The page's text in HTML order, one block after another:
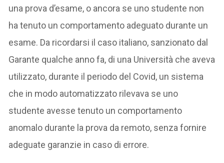
una prova d’esame, o ancora se uno studente non
ha tenuto un comportamento adeguato durante un
esame. Da ricordarsi il caso italiano, sanzionato dal
Garante qualche anno fa, di una Università che aveva
utilizzato, durante il periodo del Covid, un sistema
che in modo automatizzato rilevava se uno
studente avesse tenuto un comportamento
anomalo durante la prova da remoto, senza fornire
adeguate garanzie in caso di errore.